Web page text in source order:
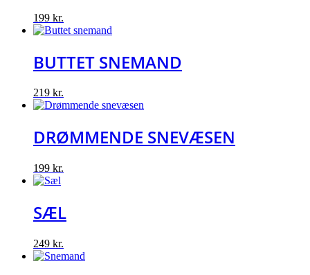
199 kr.
BUTTET SNEMAND
219 kr.
DRØMMENDE SNEVÆSEN
199 kr.
SÆL
249 kr.